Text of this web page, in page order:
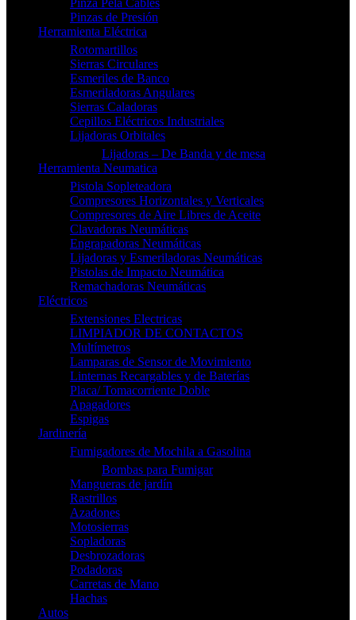
Pinza Pela Cables
Pinzas de Presión
Herramienta Eléctrica
Rotomartillos
Sierras Circulares
Esmeriles de Banco
Esmeriladoras Angulares
Sierras Caladoras
Cepillos Eléctricos Industriales
Lijadoras Orbitales
Lijadoras – De Banda y de mesa
Herramienta Neumatica
Pistola Sopleteadora
Compresores Horizontales y Verticales
Compresores de Aire Libres de Aceite
Clavadoras Neumáticas
Engrapadoras Neumáticas
Lijadoras y Esmeriladoras Neumáticas
Pistolas de Impacto Neumática
Remachadoras Neumáticas
Eléctricos
Extensiones Electricas
LIMPIADOR DE CONTACTOS
Multímetros
Lamparas de Sensor de Movimiento
Linternas Recargables y de Baterías
Placa/ Tomacorriente Doble
Apagadores
Espigas
Jardinería
Fumigadores de Mochila a Gasolina
Bombas para Fumigar
Mangueras de jardín
Rastrillos
Azadones
Motosierras
Sopladoras
Desbrozadoras
Podadoras
Carretas de Mano
Hachas
Autos